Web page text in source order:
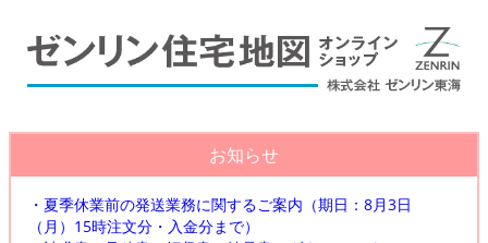
お知らせ
・夏季休業前の発送業務に関するご案内（期日：8月3日
（月）15時注文分・入金分まで）